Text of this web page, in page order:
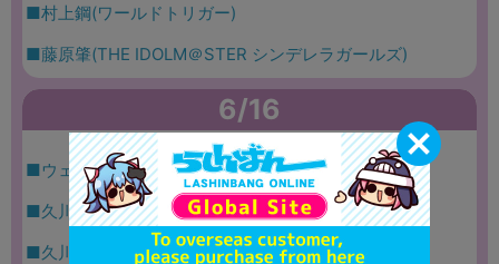
■村上鋼(ワールドトリガー)
■藤原肇(THE IDOLM＠STER シンデレラガールズ)
6/16
■ウェンティ(原神)
■久川凪(THE IDOLM＠STER シンデレラガールズ)
■久川颯(THE IDOLM＠STER シンデレラガールズ)